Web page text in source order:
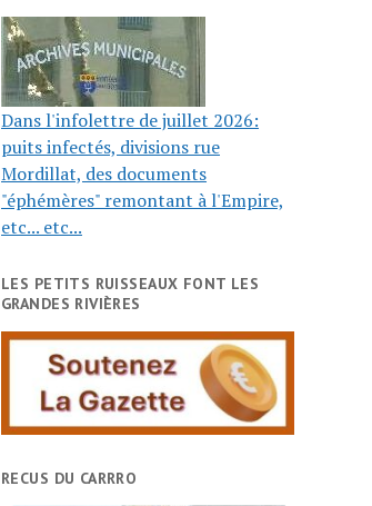
Dans l'infolettre de juillet 2026:
puits infectés, divisions rue
Mordillat, des documents
"éphémères" remontant à l'Empire,
etc... etc...
LES PETITS RUISSEAUX FONT LES
GRANDES RIVIÈRES
RECUS DU CARRRO